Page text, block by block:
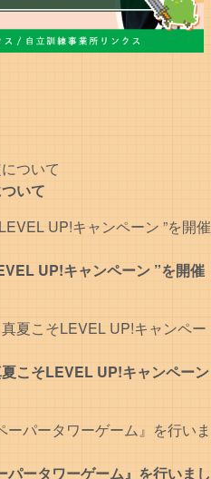
いて
UP!キャンペーン ”を開催
夏こそLEVEL UP!キャンペーン
パータワーゲーム』を行いまし